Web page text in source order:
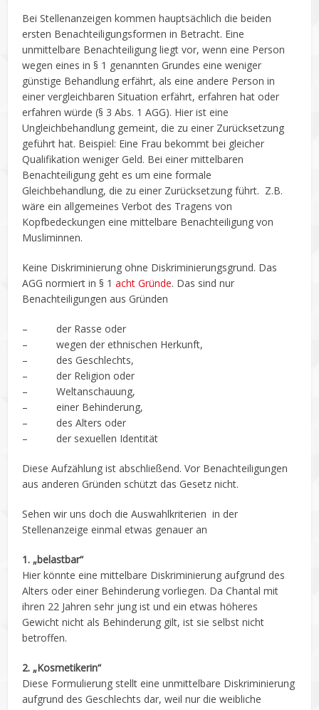
Bei Stellenanzeigen kommen hauptsächlich die beiden
ersten Benachteiligungsformen in Betracht. Eine
unmittelbare Benachteiligung liegt vor, wenn eine Person
wegen eines in § 1 genannten Grundes eine weniger
günstige Behandlung erfährt, als eine andere Person in
einer vergleichbaren Situation erfährt, erfahren hat oder
erfahren würde (§ 3 Abs. 1 AGG). Hier ist eine
Ungleichbehandlung gemeint, die zu einer Zurücksetzung
geführt hat. Beispiel: Eine Frau bekommt bei gleicher
Qualifikation weniger Geld. Bei einer mittelbaren
Benachteiligung geht es um eine formale
Gleichbehandlung, die zu einer Zurücksetzung führt. Z.B.
wäre ein allgemeines Verbot des Tragens von
Kopfbedeckungen eine mittelbare Benachteiligung von
Musliminnen.
Keine Diskriminierung ohne Diskriminierungsgrund. Das
AGG normiert in § 1 acht Gründe. Das sind nur
Benachteiligungen aus Gründen
– der Rasse oder
– wegen der ethnischen Herkunft,
– des Geschlechts,
– der Religion oder
– Weltanschauung,
– einer Behinderung,
– des Alters oder
– der sexuellen Identität
Diese Aufzählung ist abschließend. Vor Benachteiligungen
aus anderen Gründen schützt das Gesetz nicht.
Sehen wir uns doch die Auswahlkriterien in der
Stellenanzeige einmal etwas genauer an
1. „belastbar“
Hier könnte eine mittelbare Diskriminierung aufgrund des
Alters oder einer Behinderung vorliegen. Da Chantal mit
ihren 22 Jahren sehr jung ist und ein etwas höheres
Gewicht nicht als Behinderung gilt, ist sie selbst nicht
betroffen.
2. „Kosmetikerin“
Diese Formulierung stellt eine unmittelbare Diskriminierung
aufgrund des Geschlechts dar, weil nur die weibliche